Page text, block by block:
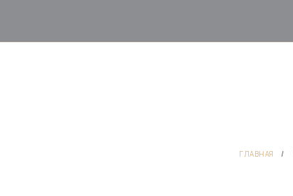
ГЛАВНАЯ /